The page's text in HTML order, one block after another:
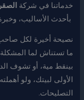
خدماتنا في شركة الصقر
بأحدث الأساليب،
نصيحة أخيرة لكل
ما تستناش لما
بينقط مية، أو تشوف
الأولى لبيتك، ولو
التصليحات.